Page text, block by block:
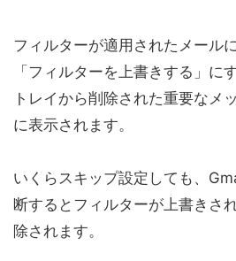
フィルターが適用されたメール
「フィルターを上書きする」に
トレイから削除された重要なメ
に表示されます。
いくらスキップ設定しても、
断するとフィルターが上書きさ
除されます。